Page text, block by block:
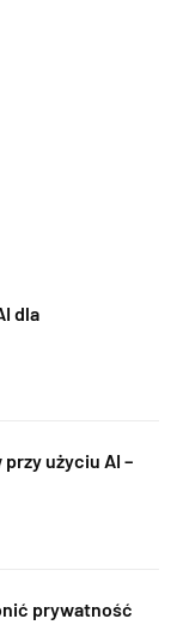
dla
użyciu AI –
prywatność